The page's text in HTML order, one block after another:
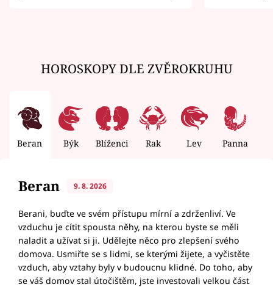
HOROSKOPY DLE ZVĚROKRUHU
Beran Býk Blíženci Rak Lev Panna
Beran 9. 8. 2026
Berani, buďte ve svém přístupu mírní a zdrženliví. Ve
vzduchu je cítit spousta něhy, na kterou byste se měli
naladit a užívat si ji. Udělejte něco pro zlepšení svého
domova. Usmiřte se s lidmi, se kterými žijete, a vyčistěte
vzduch, aby vztahy byly v budoucnu klidné. Do toho, aby
se váš domov stal útočištěm, jste investovali velkou část